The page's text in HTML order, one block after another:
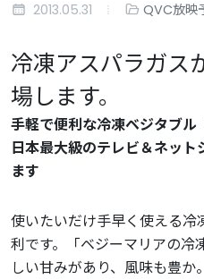
2013.05.31 QVC放映
冷凍アスパラガス
場します。
手軽で便利な冷凍ベジタブル
日本最大級のテレビ＆ネッ
ます
使いたいだけ手早く使える
利です。「ベジーマリアの冷
しい甘みがあり、風味も豊